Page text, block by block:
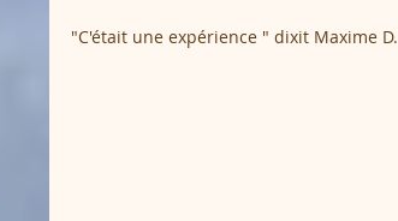
"C'était une expérience " dixit Maxime D.